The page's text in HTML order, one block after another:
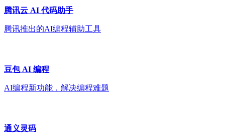
腾讯云 AI 代码助手
腾讯推出的AI编程辅助工具
豆包 AI 编程
AI编程新功能，解决编程难题
通义灵码